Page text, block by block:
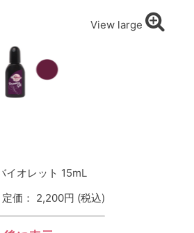
View large
イオレット 15mL
価： 2,200円 (税込)